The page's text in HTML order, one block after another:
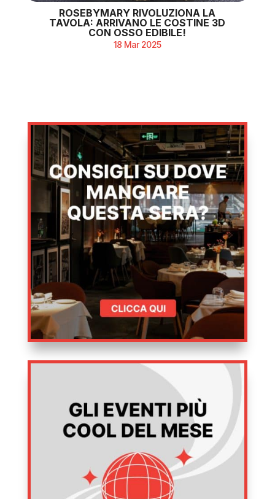
ROSEBYMARY RIVOLUZIONA LA
TAVOLA: ARRIVANO LE COSTINE 3D
CON OSSO EDIBILE!
18 Mar 2025